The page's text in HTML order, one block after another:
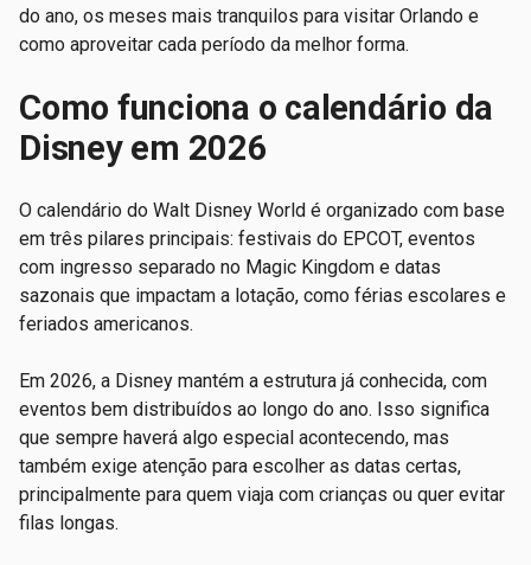
do ano, os meses mais tranquilos para visitar Orlando e
como aproveitar cada período da melhor forma.
Como funciona o calendário da
Disney em 2026
O calendário do Walt Disney World é organizado com base
em três pilares principais: festivais do EPCOT, eventos
com ingresso separado no Magic Kingdom e datas
sazonais que impactam a lotação, como férias escolares e
feriados americanos.
Em 2026, a Disney mantém a estrutura já conhecida, com
eventos bem distribuídos ao longo do ano. Isso significa
que sempre haverá algo especial acontecendo, mas
também exige atenção para escolher as datas certas,
principalmente para quem viaja com crianças ou quer evitar
filas longas.